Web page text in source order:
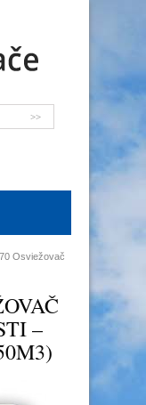
Osviežovač
–